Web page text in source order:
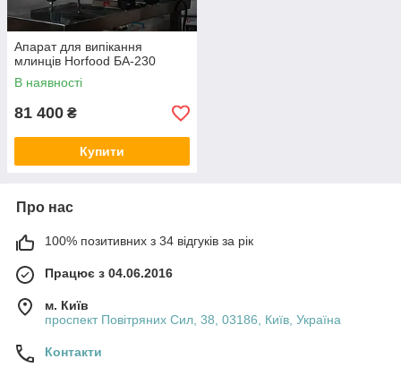
Апарат для випікання
млинців Horfood БА-230
В наявності
81 400 ₴
Купити
Про нас
100% позитивних з 34 відгуків за рік
Працює з 04.06.2016
м. Київ
проспект Повітряних Сил, 38, 03186, Київ, Україна
Контакти